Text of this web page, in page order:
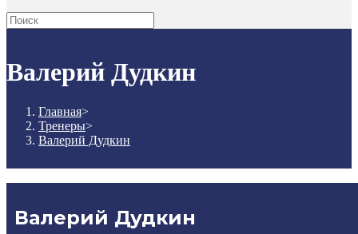
Валерий Дудкин
Главная>
Тренеры>
Валерий Дудкин
Валерий Дудкин